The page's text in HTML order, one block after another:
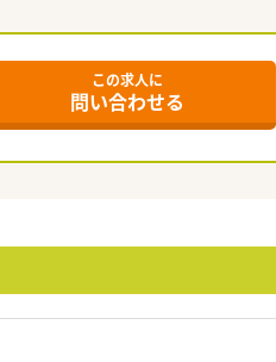
この求人に
問い合わせる